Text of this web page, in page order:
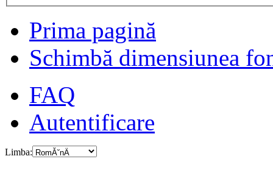
Prima pagină
Schimbă dimensiunea
FAQ
Autentificare
Limba: